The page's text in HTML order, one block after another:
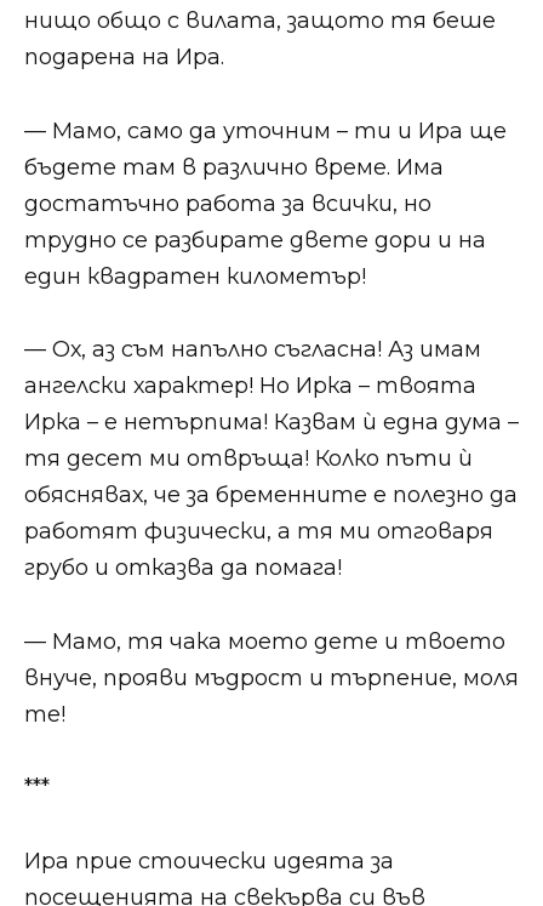
нищо общо с вилата, защото тя беше
подарена на Ира.
— Мамо, само да уточним – ти и Ира ще
бъдете там в различно време. Има
достатъчно работа за всички, но
трудно се разбирате двете дори и на
един квадратен километър!
— Ох, аз съм напълно съгласна! Аз имам
ангелски характер! Но Ирка – твоята
Ирка – е нетърпима! Казвам ѝ една дума –
тя десет ми отвръща! Колко пъти ѝ
обяснявах, че за бременните е полезно да
работят физически, а тя ми отговаря
грубо и отказва да помага!
— Мамо, тя чака моето дете и твоето
внуче, прояви мъдрост и търпение, моля
те!
***
Ира прие стоически идеята за
посещенията на свекърва си във